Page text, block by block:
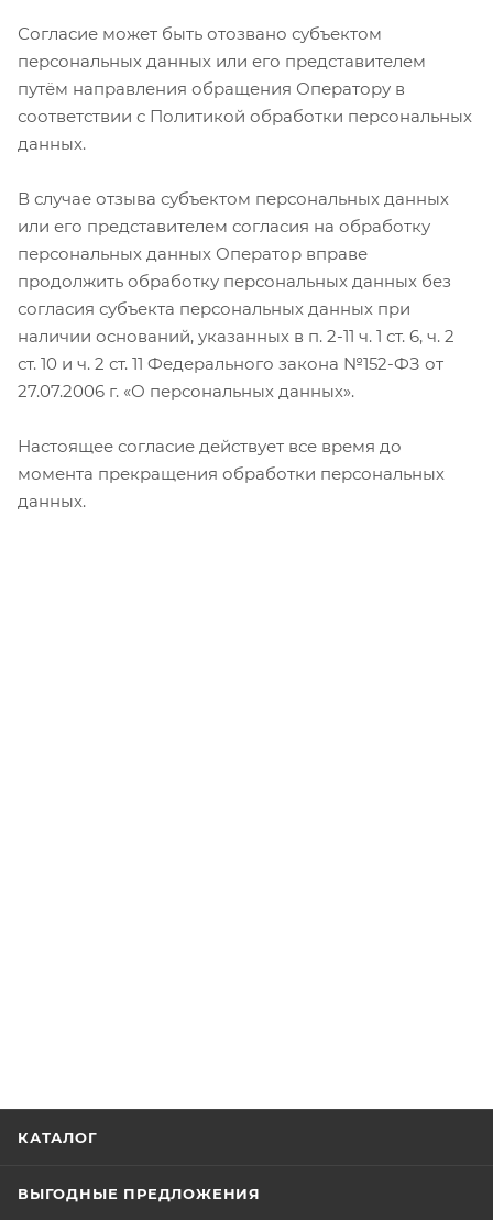
Согласие может быть отозвано субъектом
персональных данных или его представителем
путём направления обращения Оператору в
соответствии с Политикой обработки персональных
данных.
В случае отзыва субъектом персональных данных
или его представителем согласия на обработку
персональных данных Оператор вправе
продолжить обработку персональных данных без
согласия субъекта персональных данных при
наличии оснований, указанных в п. 2-11 ч. 1 ст. 6, ч. 2
ст. 10 и ч. 2 ст. 11 Федерального закона №152-ФЗ от
27.07.2006 г. «О персональных данных».
Настоящее согласие действует все время до
момента прекращения обработки персональных
данных.
КАТАЛОГ
ВЫГОДНЫЕ ПРЕДЛОЖЕНИЯ